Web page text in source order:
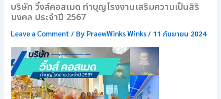
บริษัท วิ้งส์คอสเมด ทำบุญโรงงานเสริมความเป็นสิริ
มงคล ประจำปี 2567
Leave a Comment / By PraewWinks Winks/ 11 กันยายน 2024